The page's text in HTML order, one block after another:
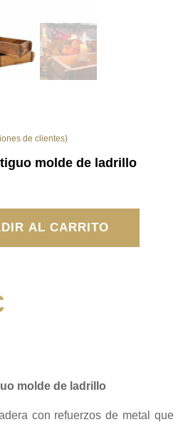
de clientes)
molde de ladrillo
AL CARRITO
molde de ladrillo
con refuerzos de metal que